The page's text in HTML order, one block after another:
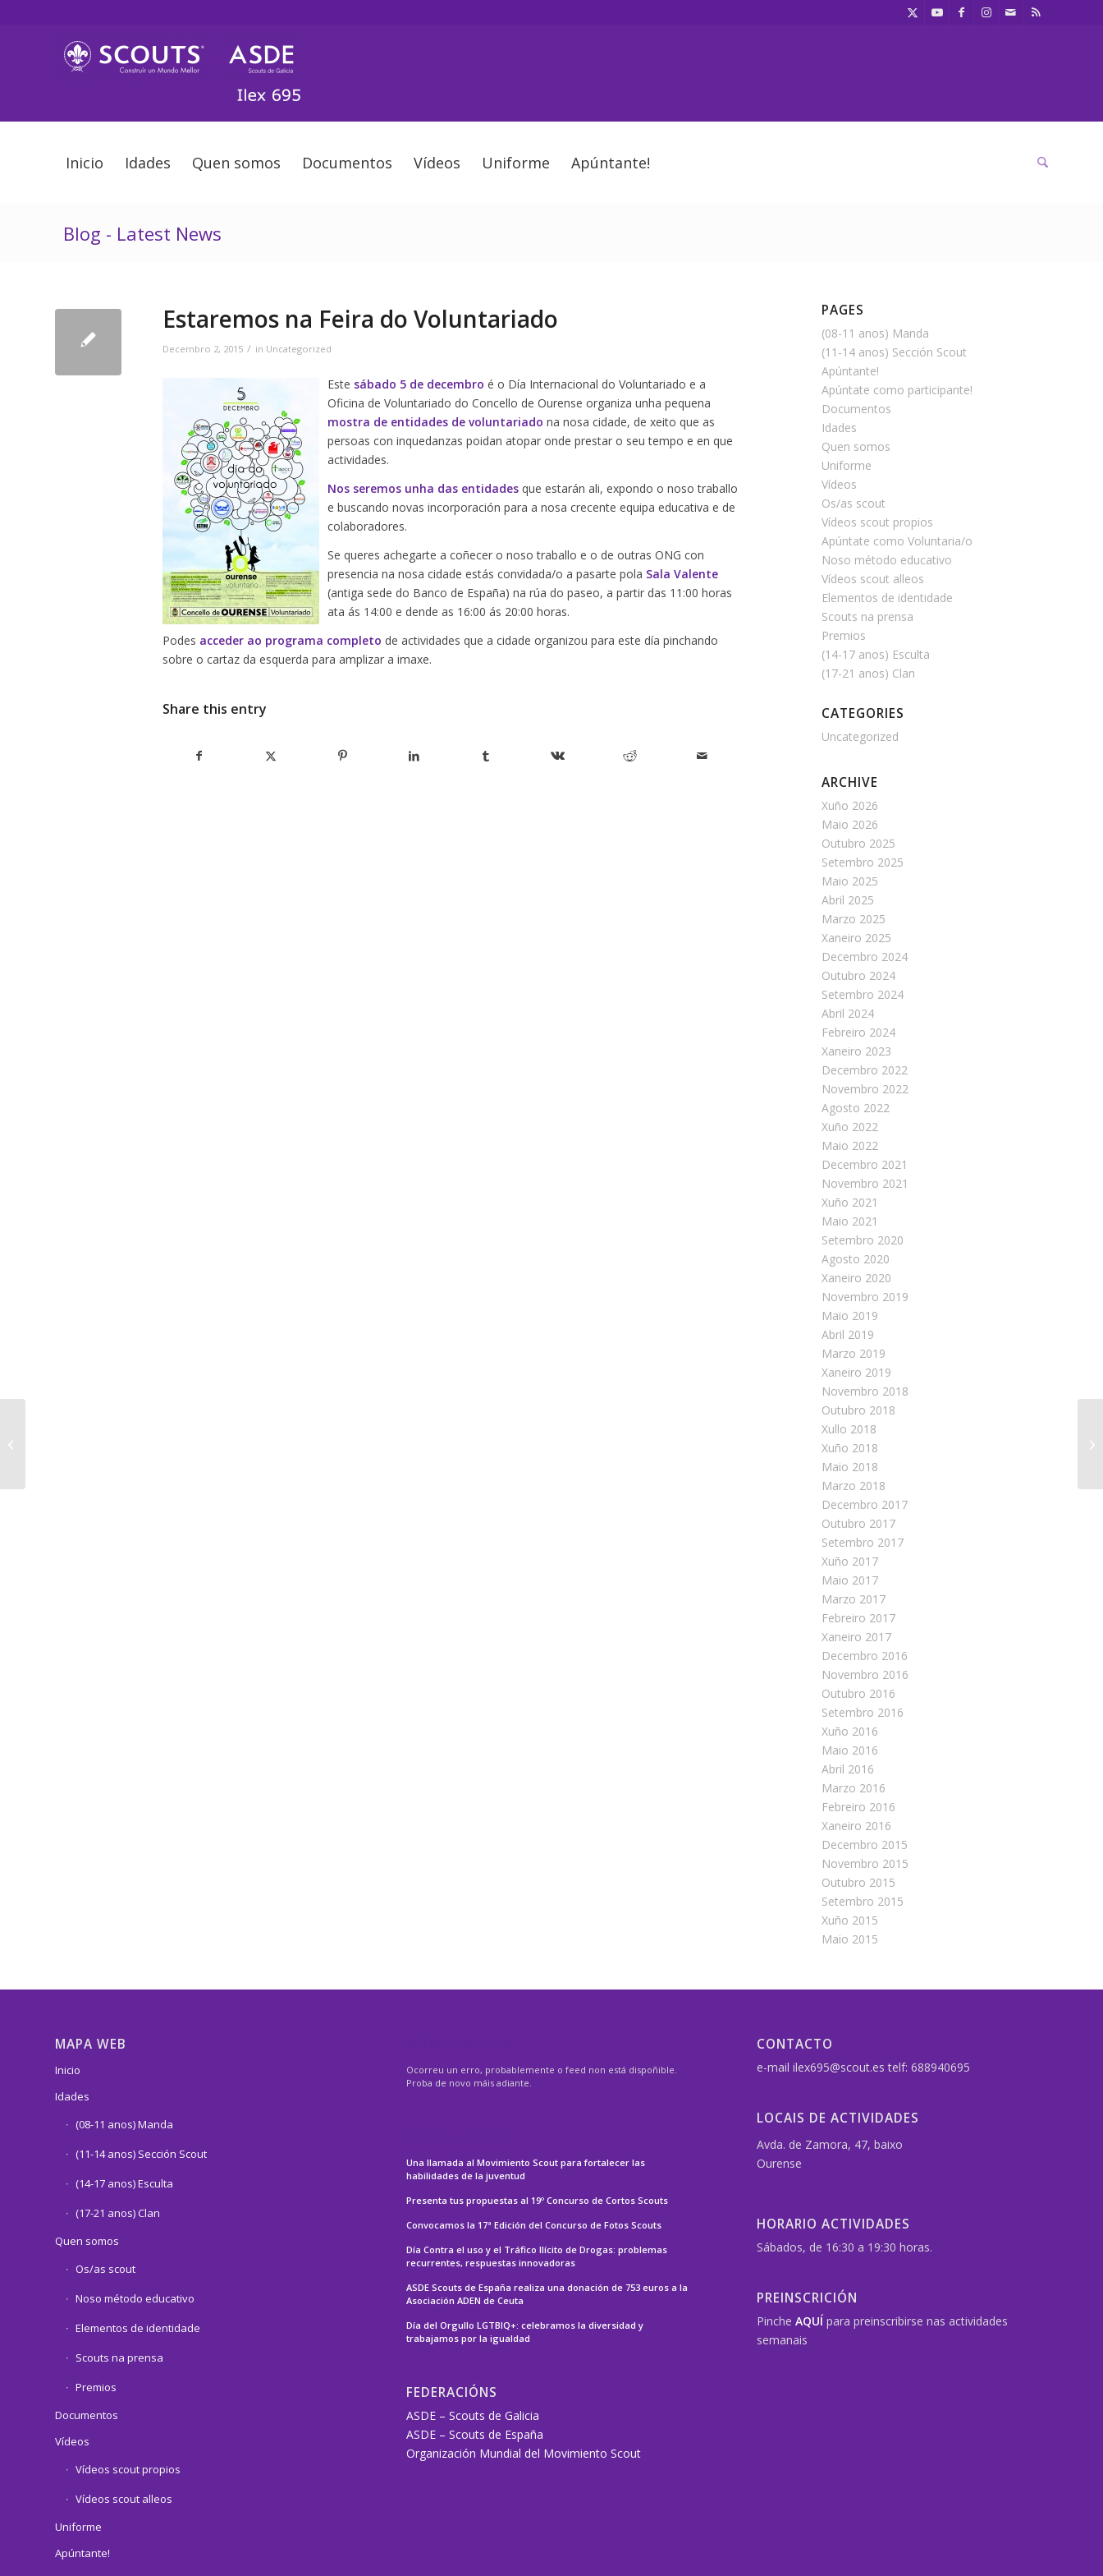
Inicio Idades Quen somos Documentos Vídeos Uniforme Apúntante!
Blog - Latest News
Estaremos na Feira do Voluntariado
Decembro 2, 2015 / in Uncategorized
Este sábado 5 de decembro é o Día Internacional do Voluntariado e a
Oficina de Voluntariado do Concello de Ourense organiza unha pequena
mostra de entidades de voluntariado na nosa cidade, de xeito que as
persoas con inquedanzas poidan atopar onde prestar o seu tempo e en que
actividades.
Nos seremos unha das entidades que estarán ali, expondo o noso traballo
e buscando novas incorporación para a nosa crecente equipa educativa e de
colaboradores.
Se queres achegarte a coñecer o noso traballo e o de outras ONG con
presencia na nosa cidade estás convidada/o a pasarte pola Sala Valente
(antiga sede do Banco de España) na rúa do paseo, a partir das 11:00 horas
ata ás 14:00 e dende as 16:00 ás 20:00 horas.
Podes acceder ao programa completo de actividades que a cidade organizou para este día pinchando
sobre o cartaz da esquerda para amplizar a imaxe.
Share this entry
PAGES
(08-11 anos) Manda
(11-14 anos) Sección Scout
Apúntante!
Apúntate como participante!
Documentos
Idades
Quen somos
Uniforme
Vídeos
Os/as scout
Vídeos scout propios
Apúntate como Voluntaria/o
Noso método educativo
Vídeos scout alleos
Elementos de identidade
Scouts na prensa
Premios
(14-17 anos) Esculta
(17-21 anos) Clan
CATEGORIES
Uncategorized
ARCHIVE
Xuño 2026
Maio 2026
Outubro 2025
Setembro 2025
Maio 2025
Abril 2025
Marzo 2025
Xaneiro 2025
Decembro 2024
Outubro 2024
Setembro 2024
Abril 2024
Febreiro 2024
Xaneiro 2023
Decembro 2022
Novembro 2022
Agosto 2022
Xuño 2022
Maio 2022
Decembro 2021
Novembro 2021
Xuño 2021
Maio 2021
Setembro 2020
Agosto 2020
Xaneiro 2020
Novembro 2019
Maio 2019
Abril 2019
Marzo 2019
Xaneiro 2019
Novembro 2018
Outubro 2018
Xullo 2018
Xuño 2018
Maio 2018
Marzo 2018
Decembro 2017
Outubro 2017
Setembro 2017
Xuño 2017
Maio 2017
Marzo 2017
Febreiro 2017
Xaneiro 2017
Decembro 2016
Novembro 2016
Outubro 2016
Setembro 2016
Xuño 2016
Maio 2016
Abril 2016
Marzo 2016
Febreiro 2016
Xaneiro 2016
Decembro 2015
Novembro 2015
Outubro 2015
Setembro 2015
Xuño 2015
Maio 2015
MAPA WEB
Inicio
Idades
(08-11 anos) Manda
(11-14 anos) Sección Scout
(14-17 anos) Esculta
(17-21 anos) Clan
Quen somos
Os/as scout
Noso método educativo
Elementos de identidade
Scouts na prensa
Premios
Documentos
Vídeos
Vídeos scout propios
Vídeos scout alleos
Uniforme
Apúntante!
Ocorreu un erro, probablemente o feed non está dispoñible.
Proba de novo máis adiante.
Una llamada al Movimiento Scout para fortalecer las
habilidades de la juventud
Presenta tus propuestas al 19º Concurso de Cortos Scouts
Convocamos la 17ª Edición del Concurso de Fotos Scouts
Día Contra el uso y el Tráfico Ilícito de Drogas: problemas
recurrentes, respuestas innovadoras
ASDE Scouts de España realiza una donación de 753 euros a la
Asociación ADEN de Ceuta
Día del Orgullo LGTBIQ+: celebramos la diversidad y
trabajamos por la igualdad
FEDERACIÓNS
ASDE – Scouts de Galicia
ASDE – Scouts de España
Organización Mundial del Movimiento Scout
CONTACTO
e-mail ilex695@scout.es telf: 688940695
LOCAIS DE ACTIVIDADES
Avda. de Zamora, 47, baixo
Ourense
HORARIO ACTIVIDADES
Sábados, de 16:30 a 19:30 horas.
PREINSCRICIÓN
PincheAQUÍ para preinscribirse nas actividades
semanais